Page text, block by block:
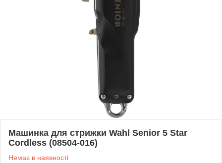
Машинка для стрижки Wahl Senior 5 Star
Cordless (08504-016)
Немає в наявності